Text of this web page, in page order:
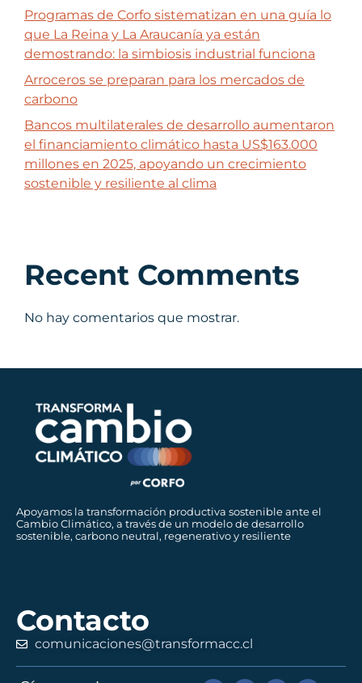
Programas de Corfo sistematizan en una guía lo
que La Reina y La Araucanía ya están
demostrando: la simbiosis industrial funciona
Arroceros se preparan para los mercados de
carbono
Bancos multilaterales de desarrollo aumentaron
el financiamiento climático hasta US$163.000
millones en 2025, apoyando un crecimiento
sostenible y resiliente al clima
Recent Comments
No hay comentarios que mostrar.
Apoyamos la transformación productiva sostenible ante el
Cambio Climático, a través de un modelo de desarrollo
sostenible, carbono neutral, regenerativo y resiliente
Contacto
comunicaciones@transformacc.cl